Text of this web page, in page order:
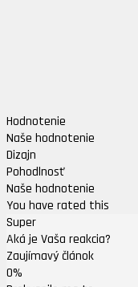
Hodnotenie
Naše hodnotenie
Dizajn
Pohodlnosť
Naše hodnotenie
You have rated this
Super
Aká je Vaša reakcia?
Zaujímavý článok
0%